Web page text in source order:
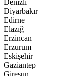
Denizli
Diyarbakır
Edirne
Elazığ
Erzincan
Erzurum
Eskişehir
Gaziantep
Giresun